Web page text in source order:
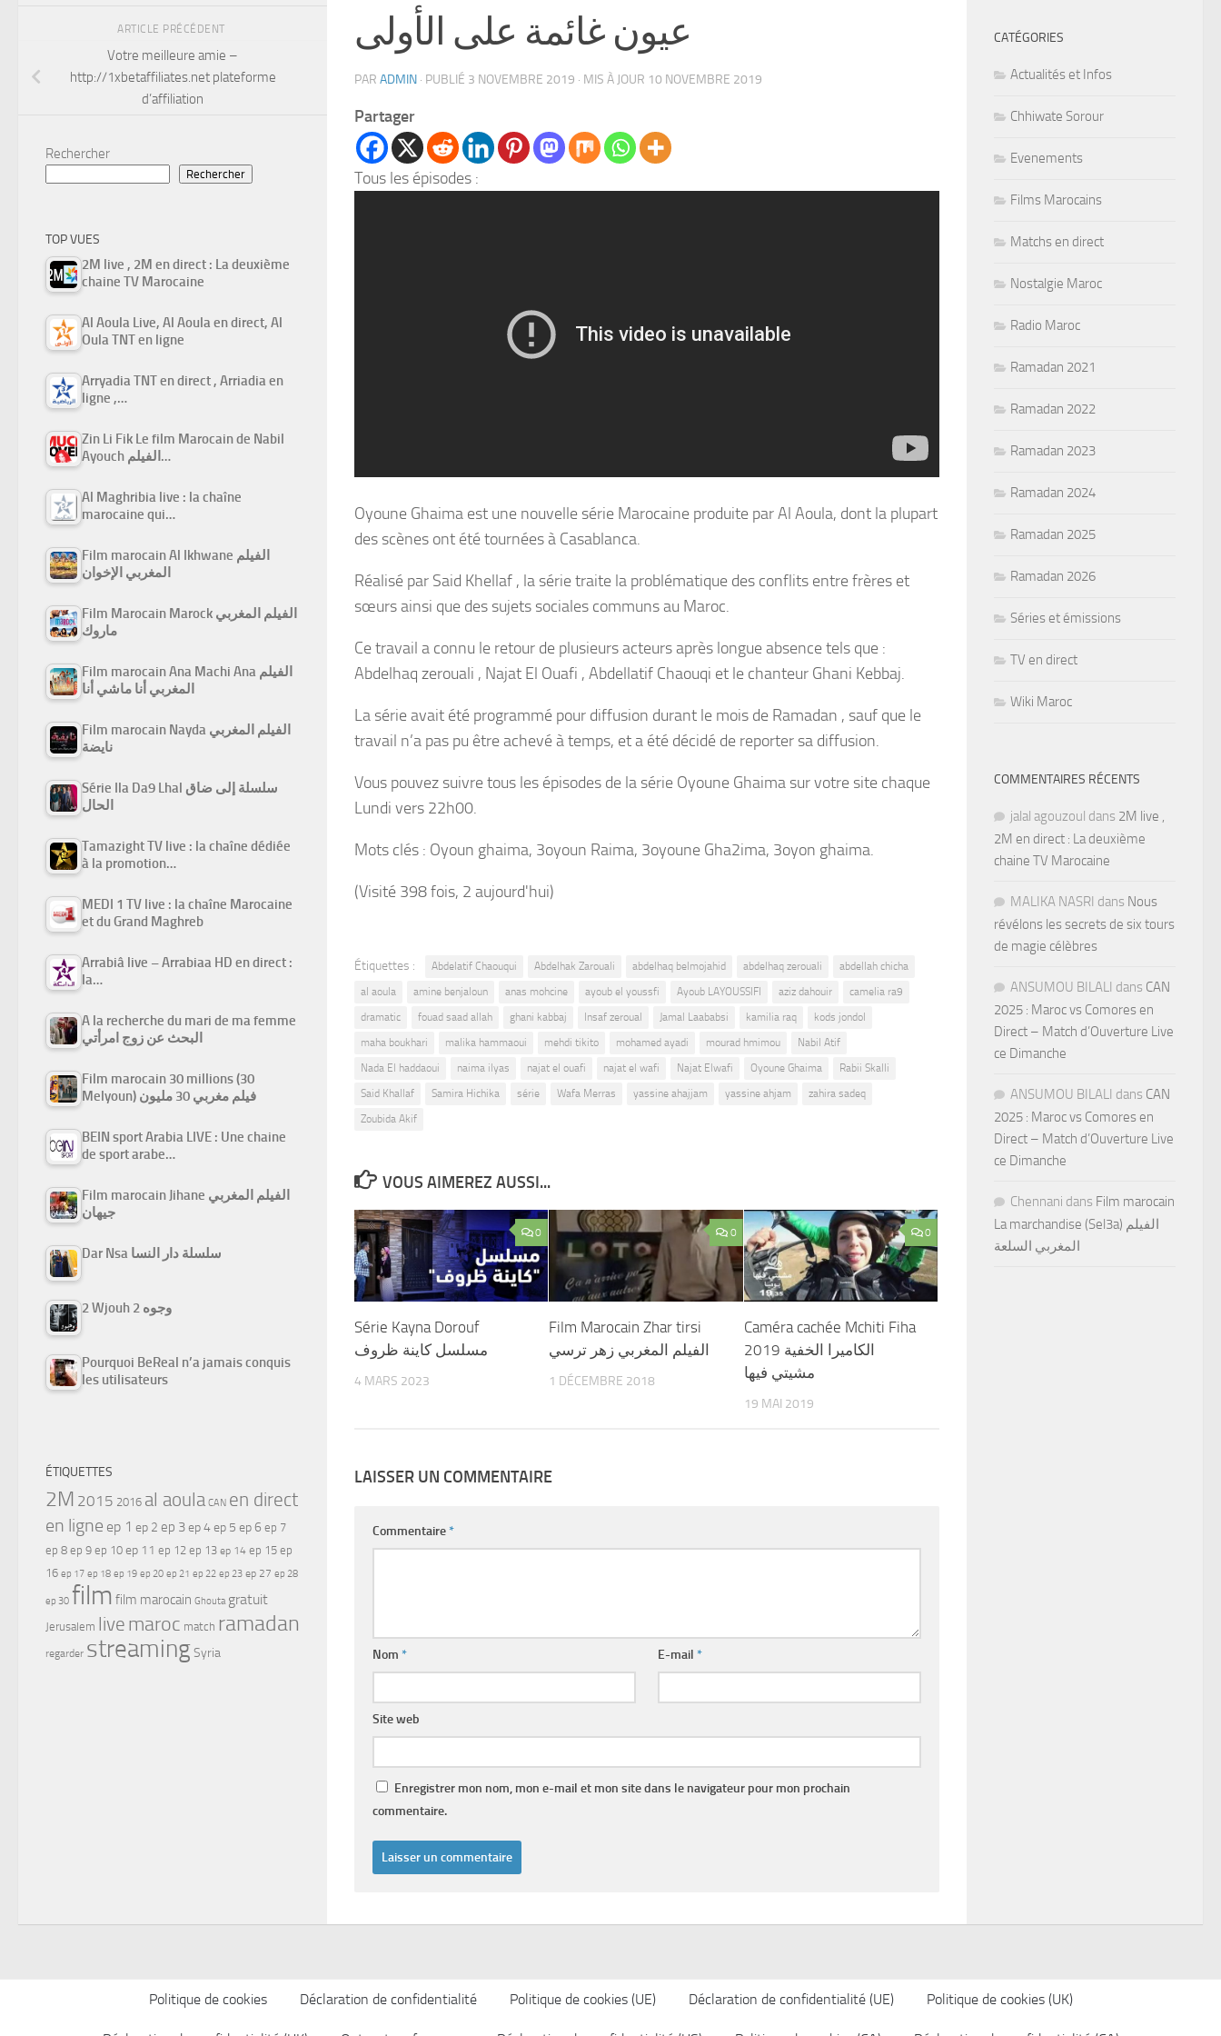
عيون غائمة على الأولى
PAR ADMIN · PUBLIÉ 3 NOVEMBRE 2019 · MIS À JOUR 10 NOVEMBRE 2019
Partager
Tous les épisodes :
Oyoune Ghaima est une nouvelle série Marocaine produite par Al Aoula, dont la plupart
des scènes ont été tournées à Casablanca.
Réalisé par Said Khellaf , la série traite la problématique des conflits entre frères et
sœurs ainsi que des sujets sociales communs au Maroc.
Ce travail a connu le retour de plusieurs acteurs après longue absence tels que :
Abdelhaq zerouali , Najat El Ouafi , Abdellatif Chaouqi et le chanteur Ghani Kebbaj.
La série avait été programmé pour diffusion durant le mois de Ramadan , sauf que le
travail n’a pas pu être achevé à temps, et a été décidé de reporter sa diffusion.
Vous pouvez suivre tous les épisodes de la série Oyoune Ghaima sur votre site chaque
Lundi vers 22h00.
Mots clés : Oyoun ghaima, 3oyoun Raima, 3oyoune Gha2ima, 3oyon ghaima.
(Visité 398 fois, 2 aujourd'hui)
Étiquettes : Abdelatif Chaouqui Abdelhak Zarouali abdelhaq belmojahid abdelhaq zerouali
abdellah chicha
al aoula
amine benjaloun anas mohcine ayoub el youssfi Ayoub LAYOUSSIFI aziz dahouir
camelia ra9
dramatic
fouad saad allah ghani kabbaj Insaf zeroual Jamal Laababsi kamilia raq
kods jondol
maha boukhari
malika hammaoui mehdi tikito mohamed ayadi mourad hmimou
Nabil Atif
Nada El haddaoui
naima ilyas najat el ouafi najat el wafi Najat Elwafi Oyoune Ghaima
Rabii Skalli
Said Khallaf
Samira Hichika série Wafa Merras yassine ahajjam yassine ahjam
zahira sadeq
Zoubida Akif
VOUS AIMEREZ AUSSI...
0
Série Kayna Dorouf
مسلسل كاينة ظروف
4 MARS 2023
0
Film Marocain Zhar tirsi
الفيلم المغربي زهر ترسي
1 DÉCEMBRE 2018
0
Caméra cachée Mchiti Fiha
2019 الكاميرا الخفية
مشيتي فيها
19 MAI 2019
LAISSER UN COMMENTAIRE
Commentaire*
Nom * E-mail*
Site web
Enregistrer mon nom, mon e-mail et mon site dans le navigateur pour mon prochain
commentaire.
ARTICLE PRÉCÉDENT
Votre meilleure amie –
http://1xbetaffiliates.net plateforme
d’affiliation
Rechercher
Rechercher
TOP VUES
2M live , 2M en direct : La deuxième
chaine TV Marocaine
Al Aoula Live, Al Aoula en direct, Al
Oula TNT en ligne
Arryadia TNT en direct , Arriadia en
ligne ,…
Zin Li Fik Le film Marocain de Nabil
Ayouch الفيلم…
Al Maghribia live : la chaîne
marocaine qui…
Film marocain Al Ikhwane الفيلم
المغربي الإخوان
Film Marocain Marock الفيلم المغربي
ماروك
Film marocain Ana Machi Ana الفيلم
المغربي أنا ماشي أنا
Film marocain Nayda الفيلم المغربي
نايضة
Série Ila Da9 Lhal سلسلة إلى ضاق
الحال
Tamazight TV live : la chaîne dédiée
à la promotion…
MEDI 1 TV live : la chaîne Marocaine
et du Grand Maghreb
Arrabiâ live – Arrabiaa HD en direct :
la…
A la recherche du mari de ma femme
البحث عن زوج امرأتي
Film marocain 30 millions (30
Melyoun) فيلم مغربي 30 مليون
BEIN sport Arabia LIVE : Une chaine
de sport arabe…
Film marocain Jihane الفيلم المغربي
جيهان
Dar Nsa سلسلة دار النسا
2 Wjouh 2 وجوه
Pourquoi BeReal n’a jamais conquis
les utilisateurs
ÉTIQUETTES
2M 2015 2016 al aoula CAN en direct
en ligne ep 1 ep 2 ep 3ep 4ep 5 ep 6 ep 7
ep 8 ep 9 ep 10 ep 11 ep 12 ep 13 ep 14 ep 15 ep
16 ep 17 ep 18 ep 19 ep 20 ep 21 ep 22 ep 23 ep 27 ep 28
ep 30 film film marocain Ghouta gratuit
Jerusalem live maroc match ramadan
regarder streamingSyria
CATÉGORIES
Actualités et Infos
Chhiwate Sorour
Evenements
Films Marocains
Matchs en direct
Nostalgie Maroc
Radio Maroc
Ramadan 2021
Ramadan 2022
Ramadan 2023
Ramadan 2024
Ramadan 2025
Ramadan 2026
Séries et émissions
TV en direct
Wiki Maroc
COMMENTAIRES RÉCENTS
jalal agouzoul dans 2M live ,
2M en direct : La deuxième
chaine TV Marocaine
MALIKA NASRI dans Nous
révélons les secrets de six tours
de magie célèbres
ANSUMOU BILALI dans CAN
2025 : Maroc vs Comores en
Direct – Match d’Ouverture Live
ce Dimanche
ANSUMOU BILALI dans CAN
2025 : Maroc vs Comores en
Direct – Match d’Ouverture Live
ce Dimanche
Chennani dans Film marocain
La marchandise (Sel3a) الفيلم
المغربي السلعة
Politique de cookies Déclaration de confidentialité Politique de cookies (UE) Déclaration de confidentialité (UE) Politique de cookies (UK)